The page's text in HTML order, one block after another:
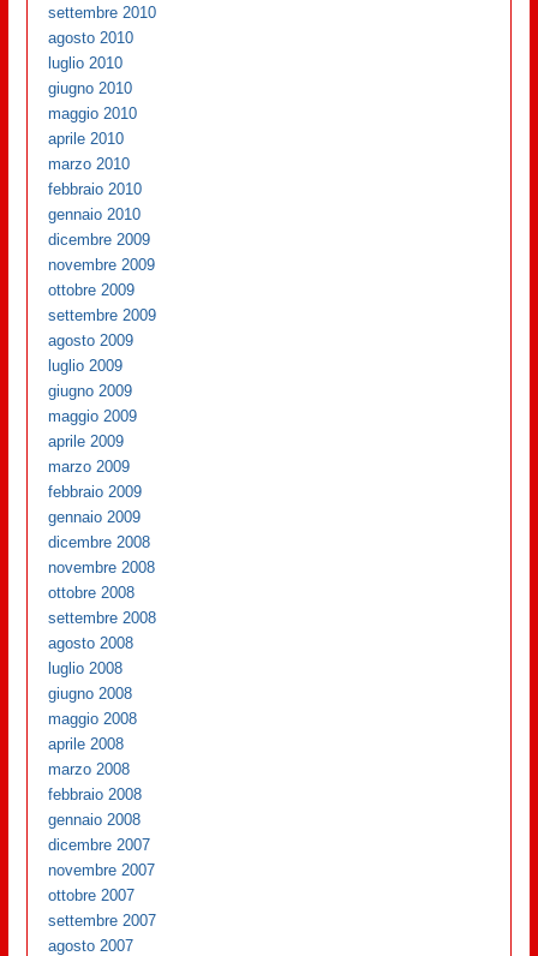
settembre 2010
agosto 2010
luglio 2010
giugno 2010
maggio 2010
aprile 2010
marzo 2010
febbraio 2010
gennaio 2010
dicembre 2009
novembre 2009
ottobre 2009
settembre 2009
agosto 2009
luglio 2009
giugno 2009
maggio 2009
aprile 2009
marzo 2009
febbraio 2009
gennaio 2009
dicembre 2008
novembre 2008
ottobre 2008
settembre 2008
agosto 2008
luglio 2008
giugno 2008
maggio 2008
aprile 2008
marzo 2008
febbraio 2008
gennaio 2008
dicembre 2007
novembre 2007
ottobre 2007
settembre 2007
agosto 2007